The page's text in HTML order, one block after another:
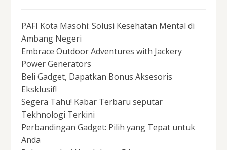
PAFI Kota Masohi: Solusi Kesehatan Mental di
Ambang Negeri
Embrace Outdoor Adventures with Jackery
Power Generators
Beli Gadget, Dapatkan Bonus Aksesoris
Eksklusif!
Segera Tahu! Kabar Terbaru seputar
Tekhnologi Terkini
Perbandingan Gadget: Pilih yang Tepat untuk
Anda